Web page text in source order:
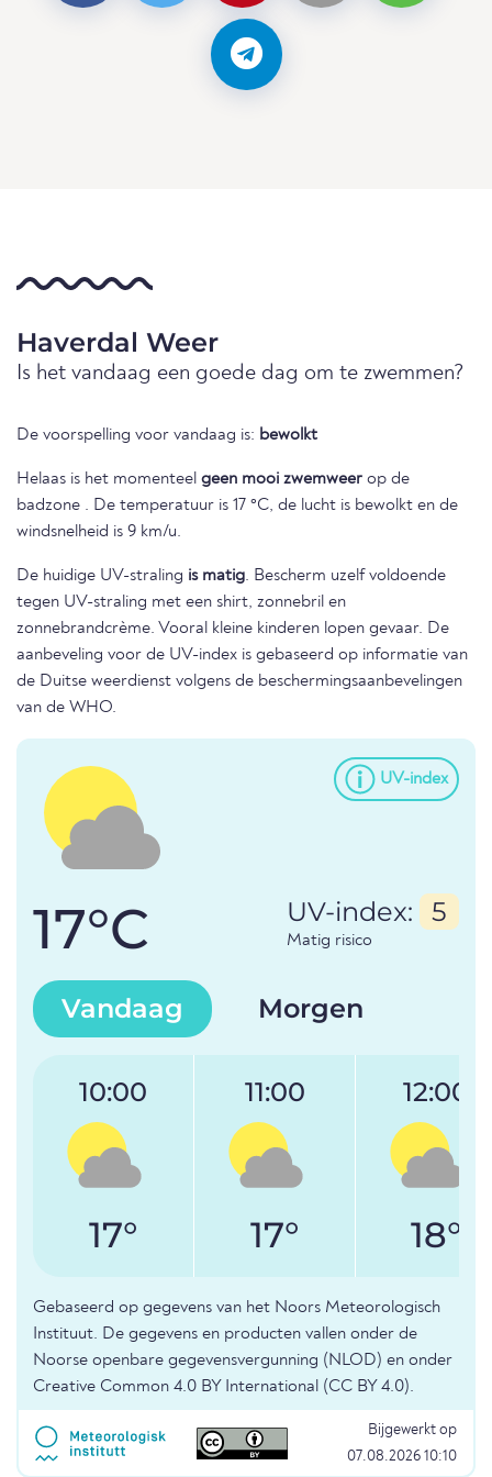
Haverdal Weer
Is het vandaag een goede dag om te zwemmen?
De voorspelling voor vandaag is: bewolkt
Helaas is het momenteel geen mooi zwemweer op de
badzone . De temperatuur is 17 °C, de lucht is bewolkt en de
windsnelheid is 9 km/u.
De huidige UV-straling is matig. Bescherm uzelf voldoende
tegen UV-straling met een shirt, zonnebril en
zonnebrandcrème. Vooral kleine kinderen lopen gevaar. De
aanbeveling voor de UV-index is gebaseerd op informatie van
de Duitse weerdienst volgens de beschermingsaanbevelingen
van de WHO.
UV-index
17°C UV-index: 5
Matig risico
Vandaag Morgen
10:00
17°
11:00
17°
12:00
18°
Gebaseerd op gegevens van het Noors Meteorologisch
Instituut. De gegevens en producten vallen onder de
Noorse openbare gegevensvergunning (NLOD) en onder
Creative Common 4.0 BY International (CC BY 4.0).
Bijgewerkt op
07.08.2026 10:10